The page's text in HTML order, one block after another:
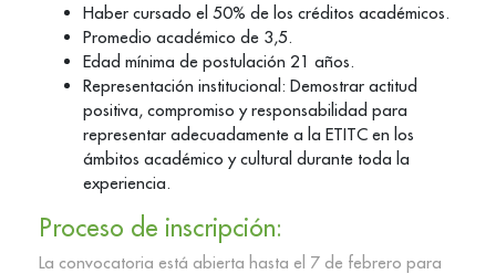
Haber cursado el 50% de los créditos académicos.
Promedio académico de 3,5.
Edad mínima de postulación 21 años.
Representación institucional: Demostrar actitud
positiva, compromiso y responsabilidad para
representar adecuadamente a la ETITC en los
ámbitos académico y cultural durante toda la
experiencia.
Proceso de inscripción:
La convocatoria está abierta hasta el 7 de febrero para